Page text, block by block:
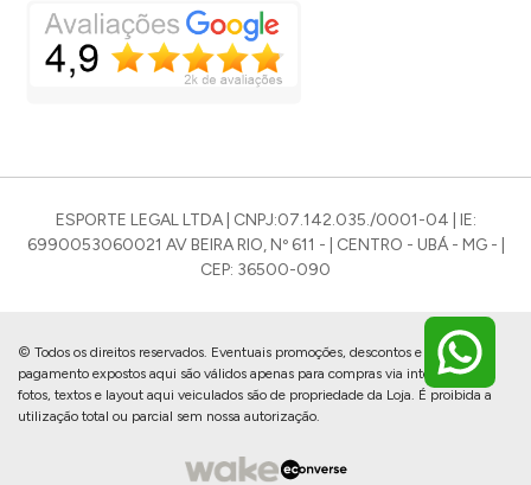
ESPORTE LEGAL LTDA | CNPJ:07.142.035./0001-04 | IE:
6990053060021 AV BEIRA RIO, Nº 611 - | CENTRO - UBÁ - MG - |
CEP: 36500-090
© Todos os direitos reservados. Eventuais promoções, descontos e prazos de
pagamento expostos aqui são válidos apenas para compras via internet. As
fotos, textos e layout aqui veiculados são de propriedade da Loja. É proibida a
utilização total ou parcial sem nossa autorização.